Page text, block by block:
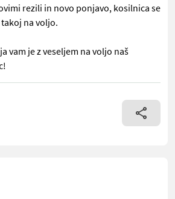
rezili in novo ponjavo, kosilnica se
na voljo.
vam je z veseljem na voljo naš
za zadnje steklo, širina 2,8 m, brez